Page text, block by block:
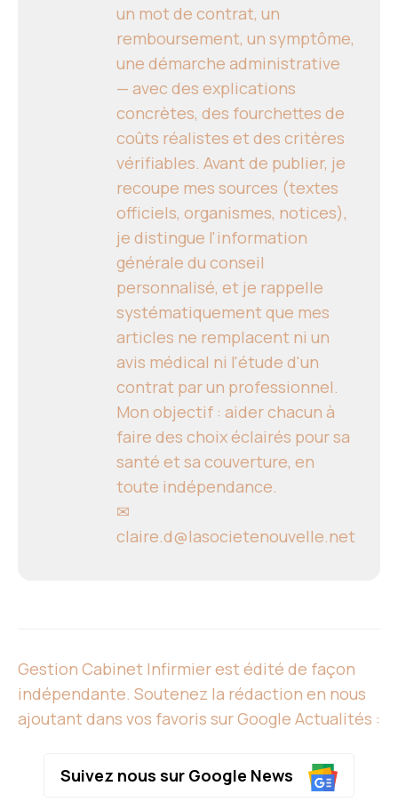
un mot de contrat, un
remboursement, un symptôme,
une démarche administrative
— avec des explications
concrètes, des fourchettes de
coûts réalistes et des critères
vérifiables. Avant de publier, je
recoupe mes sources (textes
officiels, organismes, notices),
je distingue l'information
générale du conseil
personnalisé, et je rappelle
systématiquement que mes
articles ne remplacent ni un
avis médical ni l'étude d'un
contrat par un professionnel.
Mon objectif : aider chacun à
faire des choix éclairés pour sa
santé et sa couverture, en
toute indépendance.
✉
claire.d@lasocietenouvelle.net
Gestion Cabinet Infirmier est édité de façon
indépendante. Soutenez la rédaction en nous
ajoutant dans vos favoris sur Google Actualités :
Suivez nous sur Google News